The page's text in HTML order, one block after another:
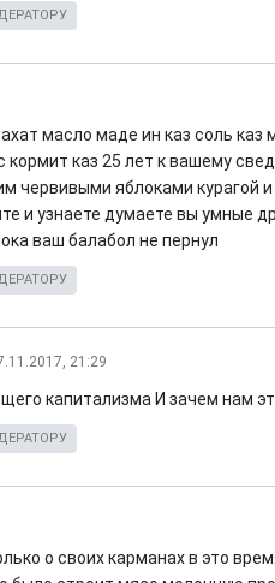
масло маде ин каз соль каз
кормит каз 25 лет к вашему
червивыми яблоками курагой
и узнаете думаете вы умные
ваш балабол не пернул
21:29
капитализма И зачем нам
о своих карманах в это